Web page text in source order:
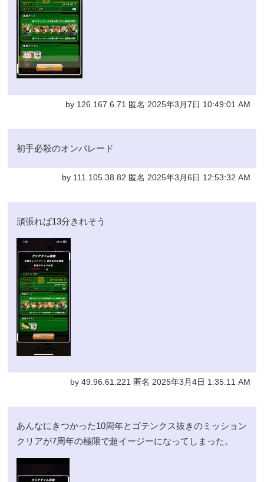
by 126.167.6.71 匿名 2025年3月7日 10:49:01 AM
初手必殺のオンパレード
by 111.105.38.82 匿名 2025年3月6日 12:53:32 AM
頑張れば13分きれそう
by 49.96.61.221 匿名 2025年3月4日 1:35:11 AM
あんなにきつかった10周年とゴテンクス抜きのミッション
クリアが7周年の極限で超イージーになってしまった。